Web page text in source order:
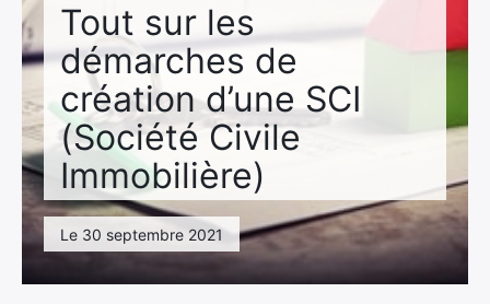
Tout sur les
démarches de
création d’une SCI
(Société Civile
Immobilière)
Le 30 septembre 2021